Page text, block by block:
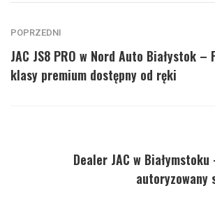
POPRZEDNI
JAC JS8 PRO w Nord Auto Białystok –
klasy premium dostępny od ręki
Dealer JAC w
autoryzowany